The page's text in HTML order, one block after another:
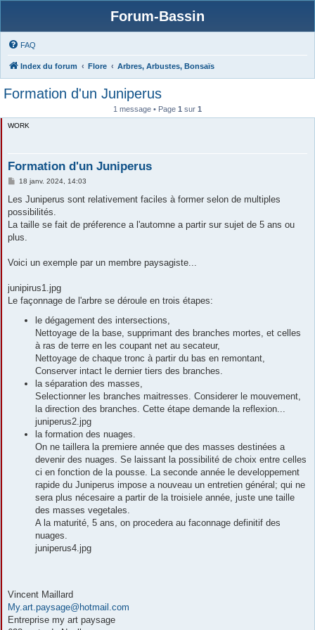
Forum-Bassin
FAQ
Index du forum Flore Arbres, Arbustes, Bonsaïs
Formation d'un Juniperus
1 message • Page 1 sur 1
WORK
Formation d'un Juniperus
M
s
a
g
18 janv. 2024, 14:03
Les Juniperus sont relativement faciles à former selon de multiples
possibilités.
La taille se fait de préference a l'automne a partir sur sujet de 5 ans ou
plus.
Voici un exemple par un membre paysagiste...
junipirus1.jpg
Le façonnage de l'arbre se déroule en trois étapes:
le dégagement des intersections,
Nettoyage de la base, supprimant des branches mortes, et celles
à ras de terre en les coupant net au secateur,
Nettoyage de chaque tronc à partir du bas en remontant,
Conserver intact le dernier tiers des branches.
la séparation des masses,
Selectionner les branches maitresses. Considerer le mouvement,
la direction des branches. Cette étape demande la reflexion...
juniperus2.jpg
la formation des nuages.
On ne taillera la premiere année que des masses destinées a
devenir des nuages. Se laissant la possibilité de choix entre celles
ci en fonction de la pousse. La seconde année le developpement
rapide du Juniperus impose a nouveau un entretien général; qui ne
sera plus nécesaire a partir de la troisiele année, juste une taille
des masses vegetales.
A la maturité, 5 ans, on procedera au faconnage definitif des
nuages.
juniperus4.jpg
Vincent Maillard
My.art.paysage@hotmail.com
Entreprise my art paysage